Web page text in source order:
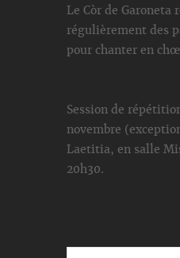
Le Còr de Garoneta
régulièrement des
pour chanter en
Session de
novembre
Laetitia, en salle
20h30.